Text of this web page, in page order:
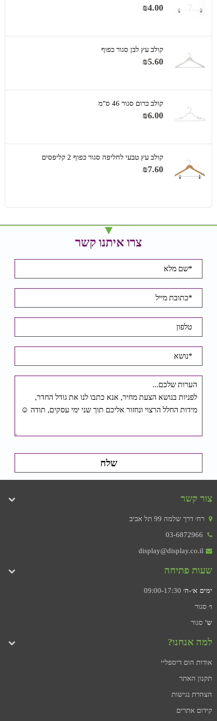
₪4.00
קולב עץ לבן סגור כפוף
₪5.60
קולב כרום סגור 46 ס"מ
₪6.00
קולב עץ טבעי לחליפה סגור כפוף 2 קליפסים
₪7.60
צרו איתנו קשר
צור קשר
רח׳ דרך שלמה 99 תל אביב
03-6872966
display@display.co.il
שעות פתיחה
ימים א׳-ה׳
ו׳ סגור
ש' סגור
למה אנחנו?
אודות הום דיספליי
תקנון האתר
הצהרת נגישות
קידום אתרים